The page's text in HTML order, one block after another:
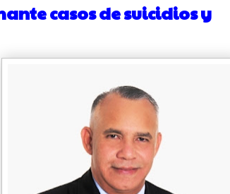
casos de suicidios y